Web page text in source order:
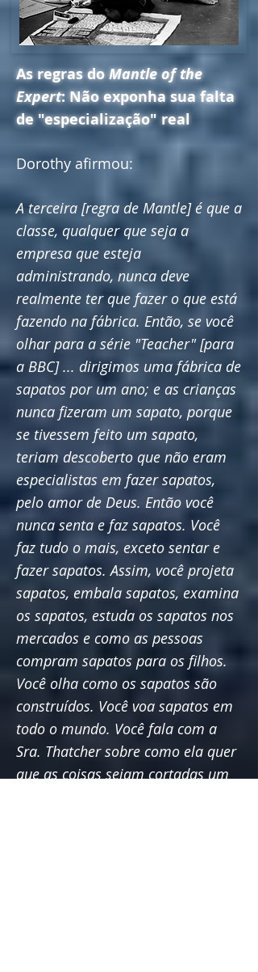
As regras doMantle of the
Expert: Não exponha sua falta
de "especialização" real
Dorothy afirmou:
A terceira [regra de Mantle] é que a
classe, qualquer que seja a
empresa que esteja
administrando, nunca deve
realmente ter que fazer o que está
fazendo na fábrica. Então, se você
olhar para a série "Teacher" [para
a BBC] ... dirigimos uma fábrica de
sapatos por um ano; e as crianças
nunca fizeram um sapato, porque
se tivessem feito um sapato,
teriam descoberto que não eram
especialistas em fazer sapatos,
pelo amor de Deus. Então você
nunca senta e faz sapatos. Você
faz tudo o mais, exceto sentar e
fazer sapatos. Assim, você projeta
sapatos, embala sapatos, examina
os sapatos, estuda os sapatos nos
mercados e como as pessoas
compram sapatos para os filhos.
Você olha como os sapatos são
construídos. Você voa sapatos em
todo o mundo. Você fala com a
Sra. Thatcher sobre como ela quer
que as coisas sejam cortadas um